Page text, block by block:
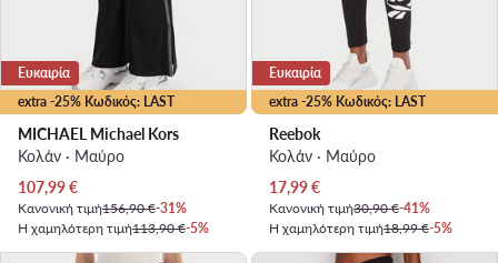
extra -25% Κωδικός: LAST
Ευκαιρία
MICHAEL Michael Kors
Κολάν · Μαύρο
Τρέχουσα τιμή
107,99€
Κανονική τιμή156,90 €-31%
Η χαμηλότερη τιμή113,90 €-5%
extra -25% Κωδικός: LAST
Ευκαιρία
Reebok
Κολάν · Μαύρο
Τρέχουσα τιμή
17,99€
Κανονική τιμή30,90 €-41%
Η χαμηλότερη τιμή18,99 €-5%